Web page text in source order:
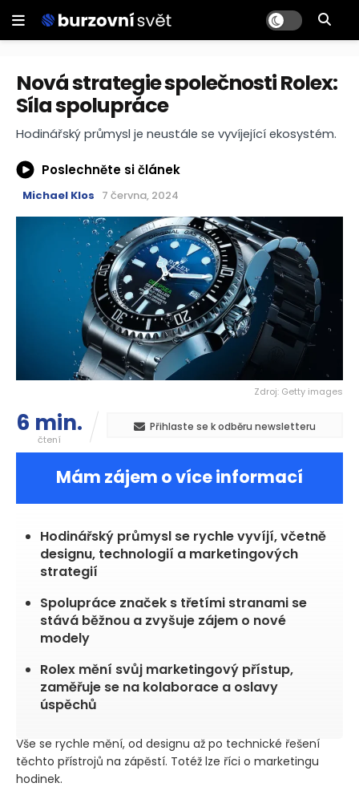
Nová strategie společnosti Rolex:
Síla spolupráce
Hodinářský průmysl je neustále se vyvíjející ekosystém.
Poslechněte si článek
Michael Klos 7 června, 2024
Zdroj: Getty images
6 min.
čtení
Přihlaste se k odběru newsletteru
Mám zájem o více informací
Hodinářský průmysl se rychle vyvíjí, včetně
designu, technologií a marketingových
strategií
Spolupráce značek s třetími stranami se
stává běžnou a zvyšuje zájem o nové
modely
Rolex mění svůj marketingový přístup,
zaměřuje se na kolaborace a oslavy
úspěchů
Vše se rychle mění, od designu až po technické řešení
těchto přístrojů na zápěstí. Totéž lze říci o marketingu
hodinek.